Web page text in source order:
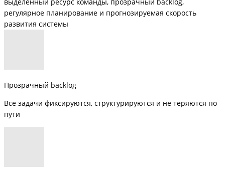
регулярное планирование и прогнозируемая скорость
развития системы
Прозрачный backlog
Все задачи фиксируются, структурируются и не теряются по
пути